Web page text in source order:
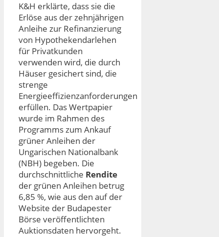
K&H erklärte, dass sie die
Erlöse aus der zehnjährigen
Anleihe zur Refinanzierung
von Hypothekendarlehen
für Privatkunden
verwenden wird, die durch
Häuser gesichert sind, die
strenge
Energieeffizienzanforderungen
erfüllen. Das Wertpapier
wurde im Rahmen des
Programms zum Ankauf
grüner Anleihen der
Ungarischen Nationalbank
(NBH) begeben. Die
durchschnittliche Rendite
der grünen Anleihen betrug
6,85 %, wie aus den auf der
Website der Budapester
Börse veröffentlichten
Auktionsdaten hervorgeht.